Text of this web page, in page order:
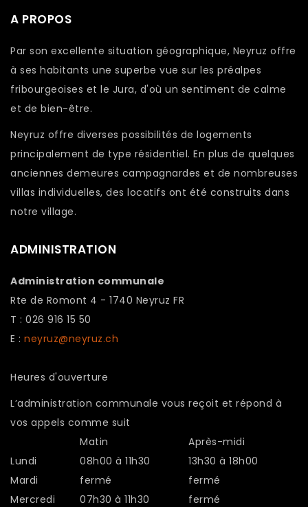
A PROPOS
Par son excellente situation géographique, Neyruz offre
à ses habitants une superbe vue sur les préalpes
fribourgeoises et le Jura, d'où un sentiment de calme
et de bien-être.
Neyruz offre diverses possibilités de logements
principalement de type résidentiel. En plus de quelques
anciennes demeures campagnardes et de nombreuses
villas individuelles, des locatifs ont été construits dans
notre village.
ADMINISTRATION
Administration communale
Rte de Romont 4 - 1740 Neyruz FR
T : 026 916 15 50
E : neyruz@neyruz.ch
Heures d'ouverture
L’administration communale vous reçoit et répond à
vos appels comme suit
Matin
Après-midi
Lundi
08h00 à 11h30
13h30 à 18h00
Mardi
fermé
fermé
Mercredi
07h30 à 11h30
fermé